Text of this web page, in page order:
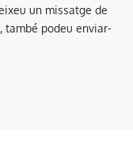
un missatge de
també podeu enviar-